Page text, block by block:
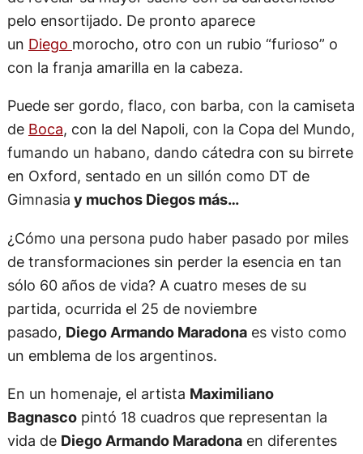
Pelusa mira fijamente el micrófono y está a punto
de revelar su mayor sueño con su característico
pelo ensortijado. De pronto aparece
un Diegomorocho, otro con un rubio “furioso” o
con la franja amarilla en la cabeza.
Puede ser gordo, flaco, con barba, con la camiseta
de Boca, con la del Napoli, con la Copa del Mundo,
fumando un habano, dando cátedra con su birrete
en Oxford, sentado en un sillón como DT de
Gimnasiay muchos Diegos más…
de transformaciones sin perder la esencia en tan
sólo 60 años de vida? A cuatro meses de su
partida, ocurrida el 25 de noviembre